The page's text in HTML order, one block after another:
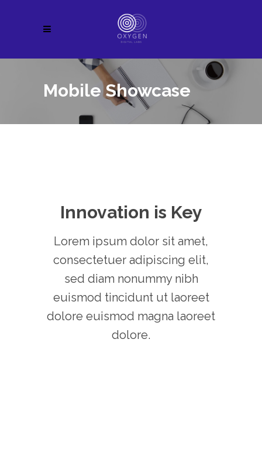
Mobile Showcase
Innovation is Key
Lorem ipsum dolor sit amet,
consectetuer adipiscing elit,
sed diam nonummy nibh
euismod tincidunt ut laoreet
dolore euismod magna laoreet
dolore.